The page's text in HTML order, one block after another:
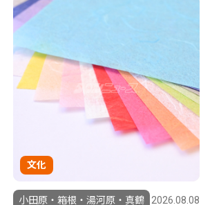
文化
小田原・箱根・湯河原・真鶴 2026.08.08